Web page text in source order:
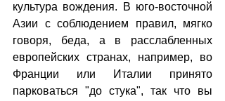
культура вождения. В юго-восточной
Азии с соблюдением правил, мягко
говоря, беда, а в расслабленных
европейских странах, например, во
Франции или Италии принято
парковаться "до стука", так что вы